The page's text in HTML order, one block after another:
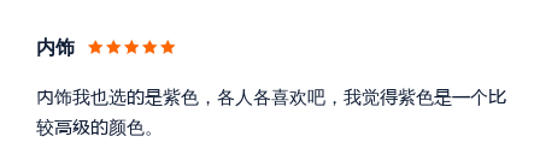
内饰
饰我也选紫色，各人各喜欢吧，我觉紫色个
较颜色。